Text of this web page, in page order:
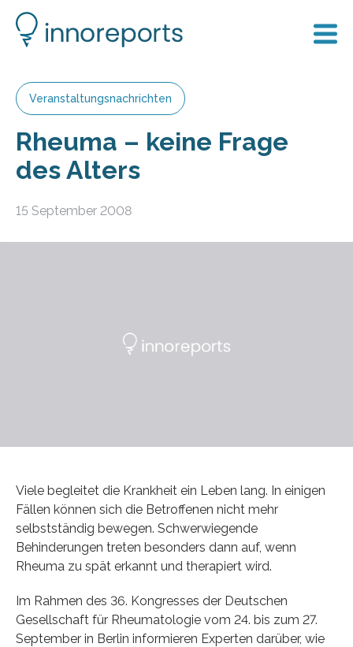
Veranstaltungsnachrichten
Rheuma – keine Frage
des Alters
15 September 2008
Viele begleitet die Krankheit ein Leben lang. In einigen
Fällen können sich die Betroffenen nicht mehr
selbstständig bewegen. Schwerwiegende
Behinderungen treten besonders dann auf, wenn
Rheuma zu spät erkannt und therapiert wird.
Im Rahmen des 36. Kongresses der Deutschen
Gesellschaft für Rheumatologie vom 24. bis zum 27.
September in Berlin informieren Experten darüber, wie